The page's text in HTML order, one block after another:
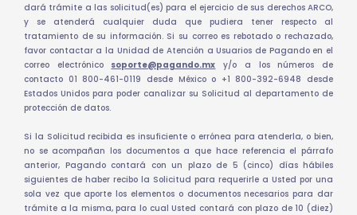
dará trámite a las solicitud(es) para el ejercicio de sus derechos ARCO,
y se atenderá cualquier duda que pudiera tener respecto al
tratamiento de su información. Si su correo es rebotado o rechazado,
favor contactar a la Unidad de Atención a Usuarios de Pagando en el
correo electrónico soporte@pagando.mx y/o a los números de
contacto 01 800-461-0119 desde México o +1 800-392-6948 desde
Estados Unidos para poder canalizar su Solicitud al departamento de
protección de datos.
Si la Solicitud recibida es insuficiente o errónea para atenderla, o bien,
no se acompañan los documentos a que hace referencia el párrafo
anterior, Pagando contará con un plazo de 5 (cinco) días hábiles
siguientes de haber recibo la Solicitud para requerirle a Usted por una
sola vez que aporte los elementos o documentos necesarios para dar
trámite a la misma, para lo cual Usted contará con plazo de 10 (diez)